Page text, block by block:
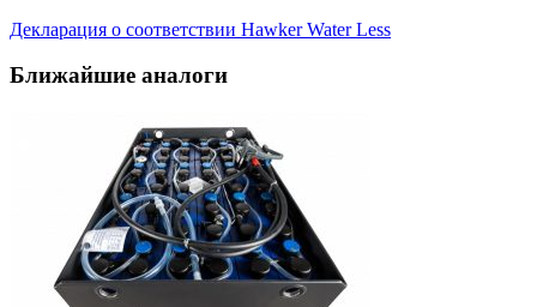
Декларация о соответствии Hawker Water Less
Ближайшие аналоги